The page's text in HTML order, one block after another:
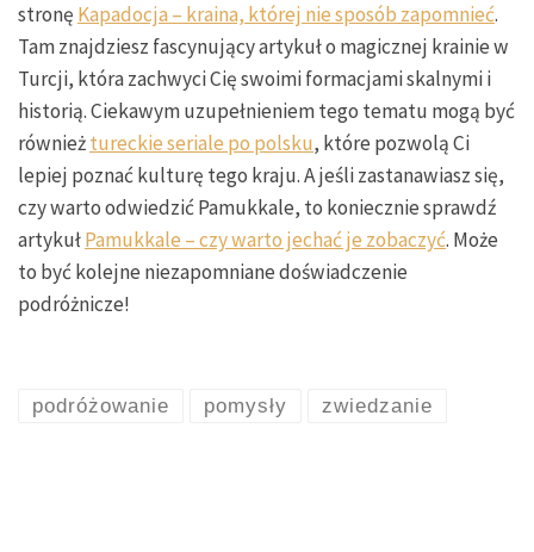
stronę Kapadocja – kraina, której nie sposób zapomnieć.
Tam znajdziesz fascynujący artykuł o magicznej krainie w
Turcji, która zachwyci Cię swoimi formacjami skalnymi i
historią. Ciekawym uzupełnieniem tego tematu mogą być
równieżtureckie seriale po polsku, które pozwolą Ci
lepiej poznać kulturę tego kraju. A jeśli zastanawiasz się,
czy warto odwiedzić Pamukkale, to koniecznie sprawdź
artykułPamukkale – czy warto jechać je zobaczyć. Może
to być kolejne niezapomniane doświadczenie
podróżnicze!
podróżowanie pomysły zwiedzanie